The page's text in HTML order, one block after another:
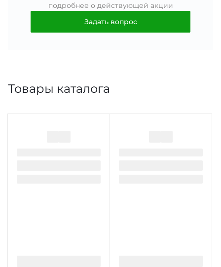
подробнее о действующей акции
Задать вопрос
Товары каталога